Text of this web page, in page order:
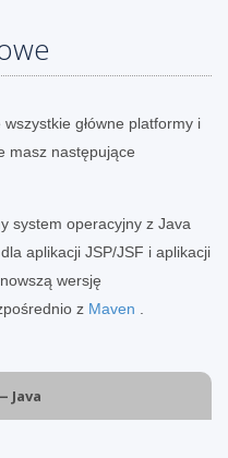
główne platformy i
masz następujące
system operacyjny z Java
aplikacji JSP/JSF i aplikacji
wersję
z Maven
Java